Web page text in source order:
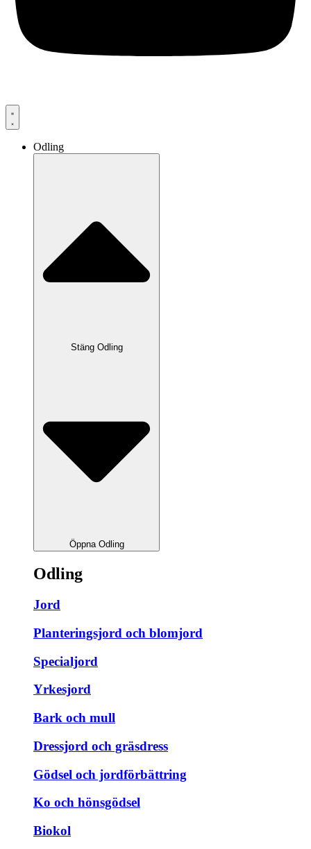
Odling
Stäng Odling
Öppna Odling
Odling
Jord
Planteringsjord och blomjord
Specialjord
Yrkesjord
Bark och mull
Dressjord och gräsdress
Gödsel och jordförbättring
Ko och hönsgödsel
Biokol